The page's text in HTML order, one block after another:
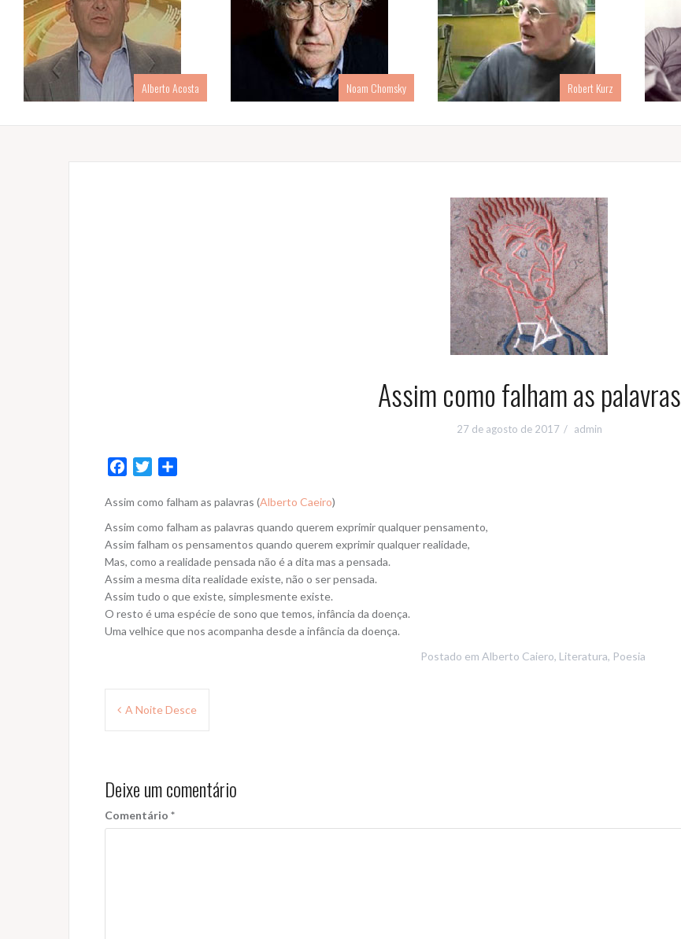
Alberto Acosta Noam Chomsky Robert Kurz
Assim como falham as palavras
27 de agosto de 2017 admin
c
e
b
o
o
k
i
t
t
e
r
a
r
e
Assim como falham as palavras (Alberto Caeiro)
Assim como falham as palavras quando querem exprimir qualquer pensamento,
Assim falham os pensamentos quando querem exprimir qualquer realidade,
Mas, como a realidade pensada não é a dita mas a pensada.
Assim a mesma dita realidade existe, não o ser pensada.
Assim tudo o que existe, simplesmente existe.
O resto é uma espécie de sono que temos, infância da doença.
Uma velhice que nos acompanha desde a infância da doença.
Postado em Alberto Caiero, Literatura, Poesia
Navegação
A Noite Desce
Deixe um comentário
Comentário *